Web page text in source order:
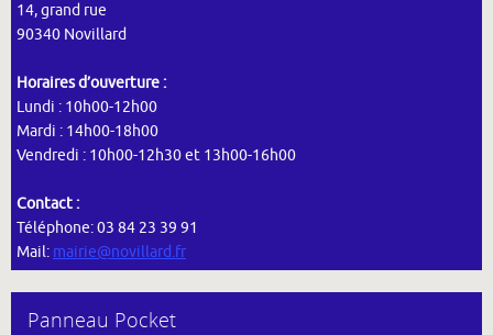
14, grand rue
90340 Novillard
Horaires d’ouverture :
Lundi : 10h00-12h00
Mardi : 14h00-18h00
Vendredi : 10h00-12h30 et 13h00-16h00
Contact :
Téléphone: 03 84 23 39 91
Mail: mairie@novillard.fr
Panneau Pocket